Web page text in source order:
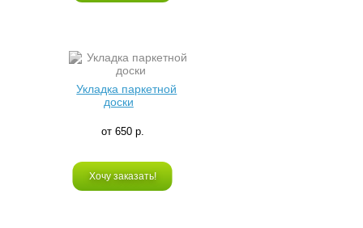
Укладка паркетной
доски
от 650 р.
Хочу заказать!